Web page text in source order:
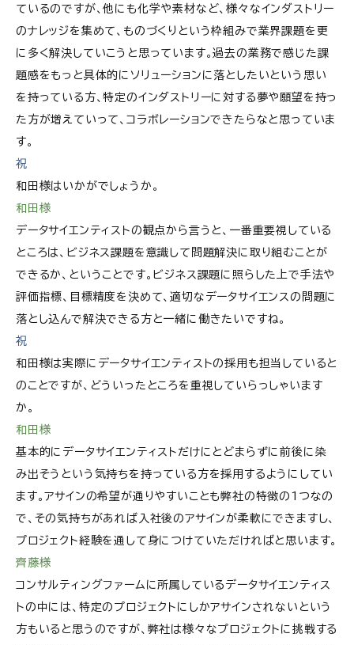
ているのですが、他にも化学や素材など、様々なインダストリー
のナレッジを集めて、ものづくりという枠組みで業界課題を更
に多く解決していこうと思っています。過去の業務で感じた課
題感をもっと具体的にソリューションに落としたいという思い
を持っている方、特定のインダストリーに対する夢や願望を持っ
た方が増えていって、コラボレーションできたらなと思っていま
す。
祝
和田様はいかがでしょうか。
和田様
データサイエンティストの観点から言うと、一番重要視している
ところは、ビジネス課題を意識して問題解決に取り組むことが
できるか、ということです。ビジネス課題に照らした上で手法や
評価指標、目標精度を決めて、適切なデータサイエンスの問題に
落とし込んで解決できる方と一緒に働きたいですね。
祝
和田様は実際にデータサイエンティストの採用も担当していると
のことですが、どういったところを重視していらっしゃいます
か。
和田様
基本的にデータサイエンティストだけにとどまらずに前後に染
み出そうという気持ちを持っている方を採用するようにしてい
ます。アサインの希望が通りやすいことも弊社の特徴の1つなの
で、その気持ちがあれば入社後のアサインが柔軟にできますし、
プロジェクト経験を通して身につけていただければと思います。
齊藤様
コンサルティングファームに所属しているデータサイエンティス
トの中には、特定のプロジェクトにしかアサインされないという
方もいると思うのですが、弊社は様々なプロジェクトに挑戦する